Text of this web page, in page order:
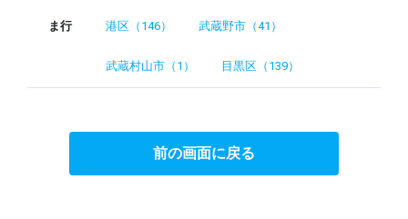
ま行 港区（146） 武蔵野市（41）
武蔵村山市（1） 目黒区（139）
前の画面に戻る